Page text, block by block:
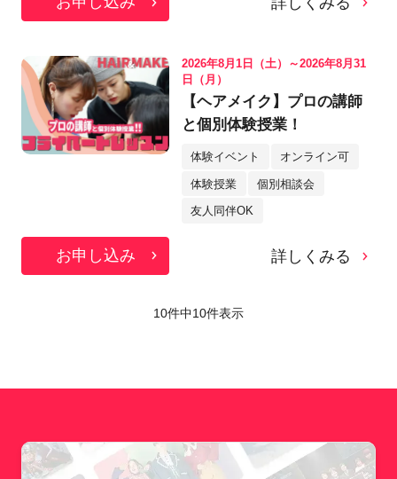
2026年8月1日（土）～2026年8月31
日（月）
【ヘアメイク】プロの講師
と個別体験授業！
体験イベント オンライン可
体験授業 個別相談会
友人同伴OK
お申し込み 詳しくみる
10件中10件表示